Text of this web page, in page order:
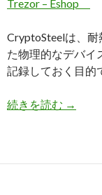
Trezor – Eshop
CryptoSteelは、
た物理的なデバイ
記録しておく目的
続きを読む →